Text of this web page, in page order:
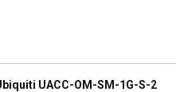
UACC-OM-SM-1G-S-2